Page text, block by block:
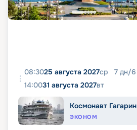
08:3025 августа 2027ср 7 дн/6
14:0031 августа 2027вт
Космонавт Гагарин
ЭКОНОМ